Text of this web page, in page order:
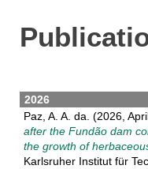
2026
Paz, A. A. da. (2026,
after the Fundão dam
the growth of
Karlsruher Institut für